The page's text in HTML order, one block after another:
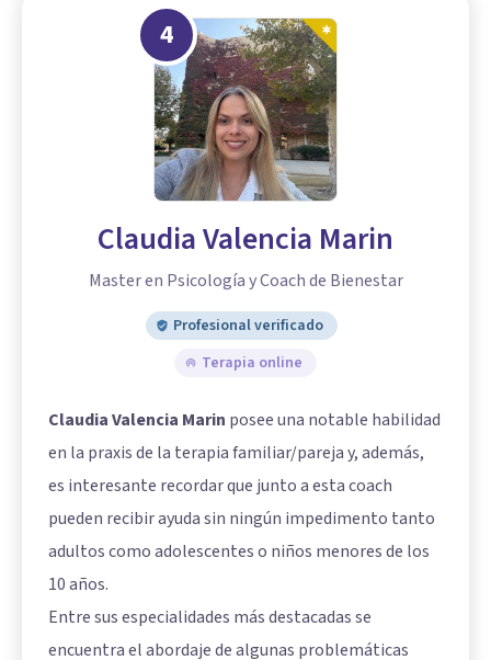
4
Claudia Valencia Marin
Master en Psicología y Coach de Bienestar
Profesional verificado
Terapia online
Claudia Valencia Marin posee una notable habilidad
en la praxis de la terapia familiar/pareja y, además,
es interesante recordar que junto a esta coach
pueden recibir ayuda sin ningún impedimento tanto
adultos como adolescentes o niños menores de los
10 años.
Entre sus especialidades más destacadas se
encuentra el abordaje de algunas problemáticas